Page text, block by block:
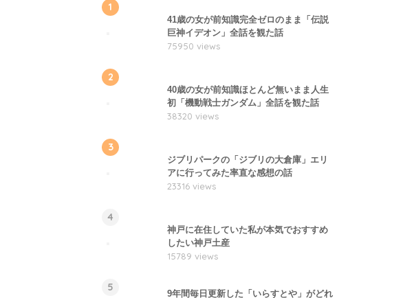
1
41歳の女が前知識完全ゼロのまま「伝説
巨神イデオン」全話を観た話
75950 views
2
40歳の女が前知識ほとんど無いまま人生
初「機動戦士ガンダム」全話を観た話
38320 views
3
ジブリパークの「ジブリの大倉庫」エリ
アに行ってみた率直な感想の話
23316 views
4
神戸に在住していた私が本気でおすすめ
したい神戸土産
15789 views
5
9年間毎日更新した「いらすとや」がどれ